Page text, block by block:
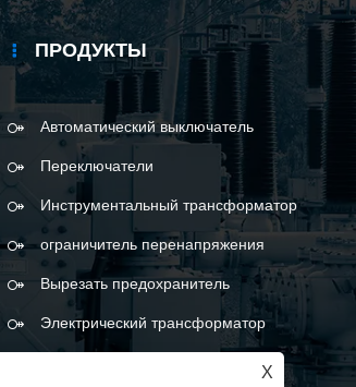
ПРОДУКТЫ
Автоматический выключатель
Переключатели
Инструментальный трансформатор
ограничитель перенапряжения
Вырезать предохранитель
Электрический трансформатор
X